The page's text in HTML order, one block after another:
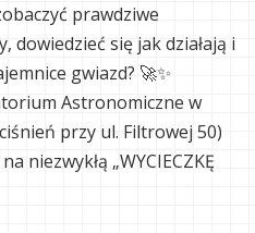
prawdziwe
dowiedzieć się jak działają i
gwiazd? 🚀✨
Astronomiczne w
przy ul. Filtrowej 50)
niezwykłą „WYCIECZKĘ